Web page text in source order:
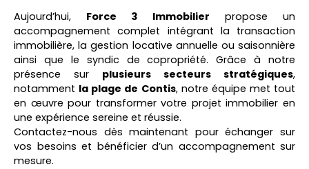
Aujourd’hui, Force 3 Immobilier propose un
accompagnement complet intégrant la transaction
immobilière, la gestion locative annuelle ou saisonnière
ainsi que le syndic de copropriété. Grâce à notre
présence sur plusieurs secteurs stratégiques,
notamment la plage de Contis, notre équipe met tout
en œuvre pour transformer votre projet immobilier en
une expérience sereine et réussie.
Contactez-nous dès maintenant pour échanger sur
vos besoins et bénéficier d’un accompagnement sur
mesure.